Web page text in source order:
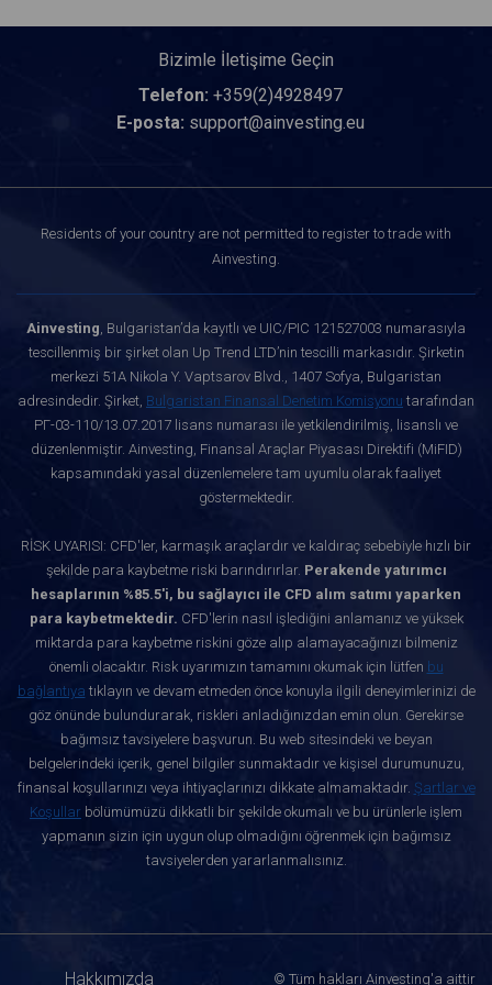
Bizimle İletişime Geçin
Telefon: +359(2)4928497
E-posta: support@ainvesting.eu
Residents of your country are not permitted to register to trade with
Ainvesting.
Ainvesting, Bulgaristan’da kayıtlı ve UIC/PIC 121527003 numarasıyla
tescillenmiş bir şirket olan Up Trend LTD’nin tescilli markasıdır. Şirketin
merkezi 51A Nikola Y. Vaptsarov Blvd., 1407 Sofya, Bulgaristan
adresindedir. Şirket, Bulgaristan Finansal Denetim Komisyonu tarafından
РГ-03-110/13.07.2017 lisans numarası ile yetkilendirilmiş, lisanslı ve
düzenlenmiştir. Ainvesting, Finansal Araçlar Piyasası Direktifi (MiFID)
kapsamındaki yasal düzenlemelere tam uyumlu olarak faaliyet
göstermektedir.
RİSK UYARISI: CFD'ler, karmaşık araçlardır ve kaldıraç sebebiyle hızlı bir
şekilde para kaybetme riski barındırırlar. Perakende yatırımcı
hesaplarının %85.5'i, bu sağlayıcı ile CFD alım satımı yaparken
para kaybetmektedir. CFD'lerin nasıl işlediğini anlamanız ve yüksek
miktarda para kaybetme riskini göze alıp alamayacağınızı bilmeniz
önemli olacaktır. Risk uyarımızın tamamını okumak için lütfen bu
bağlantıya tıklayın ve devam etmeden önce konuyla ilgili deneyimlerinizi de
göz önünde bulundurarak, riskleri anladığınızdan emin olun. Gerekirse
bağımsız tavsiyelere başvurun. Bu web sitesindeki ve beyan
belgelerindeki içerik, genel bilgiler sunmaktadır ve kişisel durumunuzu,
finansal koşullarınızı veya ihtiyaçlarınızı dikkate almamaktadır. Şartlar ve
Koşullar bölümümüzü dikkatli bir şekilde okumalı ve bu ürünlerle işlem
yapmanın sizin için uygun olup olmadığını öğrenmek için bağımsız
tavsiyelerden yararlanmalısınız.
Hakkımızda © Tüm hakları Ainvesting'a aittir